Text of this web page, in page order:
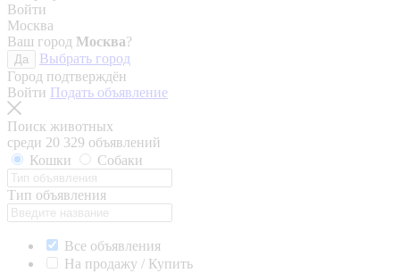
Войти
Москва
Ваш город Москва?
Да
Выбрать город
Город подтверждён
Войти Подать объявление
Поиск животных
среди 20 329 объявлений
Кошки
Собаки
Тип объявления
Все объявления
На продажу / Купить